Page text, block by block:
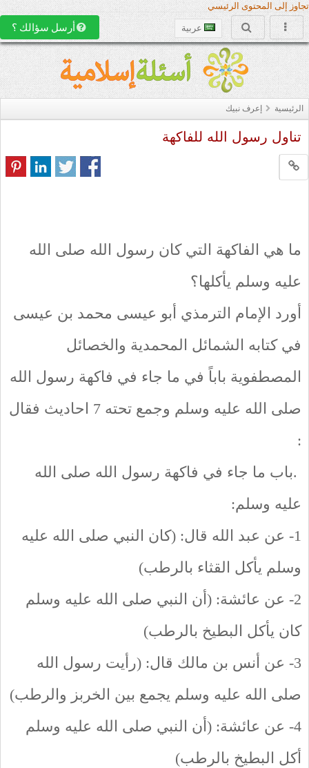
تجاوز إلى المحتوى الرئيسي
عربية أرسل سؤالك ؟
الرئيسية إعرف نبيك
تناول رسول الله للفاكهة
ما هي الفاكهة التي كان رسول الله صلى الله
عليه وسلم يأكلها؟
أورد الإمام الترمذي أبو عيسى محمد بن عيسى
في كتابه الشمائل المحمدية والخصائل
المصطفوية باباً في ما جاء في فاكهة رسول الله
صلى الله عليه وسلم وجمع تحته 7 احاديث فقال
:
.باب ما جاء في فاكهة رسول الله صلى الله
عليه وسلم:
1- عن عبد الله قال: (كان النبي صلى الله عليه
وسلم يأكل القثاء بالرطب)
2- عن عائشة: (أن النبي صلى الله عليه وسلم
كان يأكل البطيخ بالرطب)
3- عن أنس بن مالك قال: (رأيت رسول الله
صلى الله عليه وسلم يجمع بين الخربز والرطب)
4- عن عائشة: (أن النبي صلى الله عليه وسلم
أكل البطيخ بالرطب)